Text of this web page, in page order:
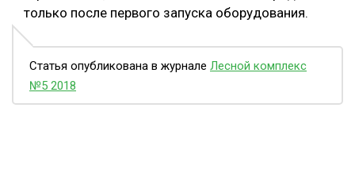
только после первого запуска оборудования.
Статья опубликована в журнале Лесной комплекс
№5 2018